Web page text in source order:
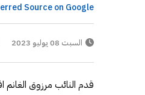
Source on Google
السبت 08 يوليو 2023